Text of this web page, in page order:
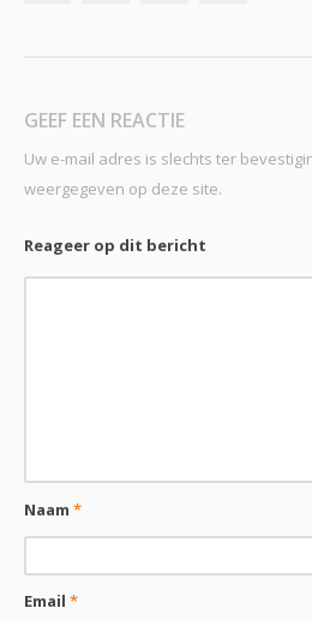
GEEF EEN REACTIE
Uw e-mail adres is slechts ter
weergegeven op deze site.
Reageer op dit bericht
Naam*
Email*